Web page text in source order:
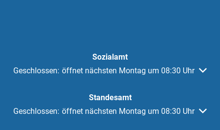
Sozialamt
Klicken, um weitere Öffnungs- oder Schließzeiten
Geschlossen: öffnet nächsten Montag um 08:30 Uhr
Standesamt
Klicken, um weitere Öffnungs- oder Schließzeiten
Geschlossen: öffnet nächsten Montag um 08:30 Uhr